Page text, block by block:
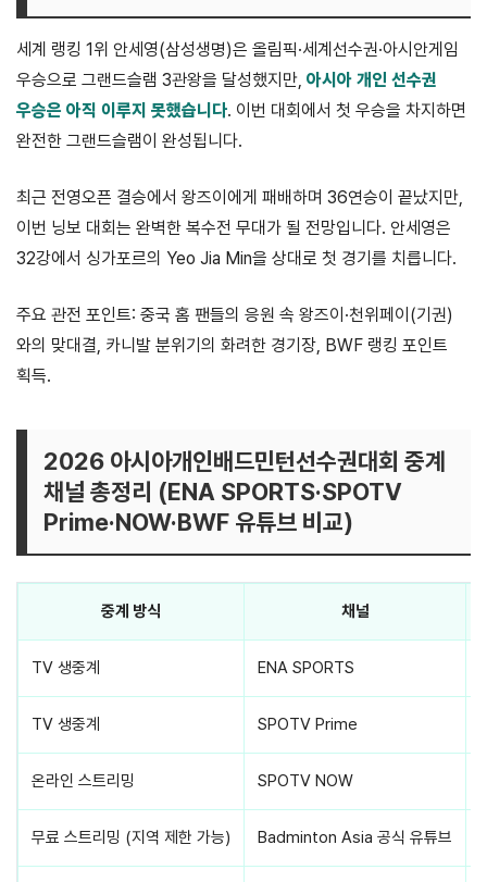
세계 랭킹 1위 안세영(삼성생명)은 올림픽·세계선수권·아시안게임
우승으로 그랜드슬램 3관왕을 달성했지만, 아시아 개인 선수권
우승은 아직 이루지 못했습니다. 이번 대회에서 첫 우승을 차지하면
완전한 그랜드슬램이 완성됩니다.
최근 전영오픈 결승에서 왕즈이에게 패배하며 36연승이 끝났지만,
이번 닝보 대회는 완벽한 복수전 무대가 될 전망입니다. 안세영은
32강에서 싱가포르의 Yeo Jia Min을 상대로 첫 경기를 치릅니다.
주요 관전 포인트: 중국 홈 팬들의 응원 속 왕즈이·천위페이(기권)
와의 맞대결, 카니발 분위기의 화려한 경기장, BWF 랭킹 포인트
획득.
2026 아시아개인배드민턴선수권대회 중계
채널 총정리 (ENA SPORTS·SPOTV
Prime·NOW·BWF 유튜브 비교)
중계 방식 채널
TV 생중계 ENA SPORTS
TV 생중계 SPOTV Prime
온라인 스트리밍 SPOTV NOW
무료 스트리밍 (지역 제한 가능) Badminton Asia 공식 유튜브